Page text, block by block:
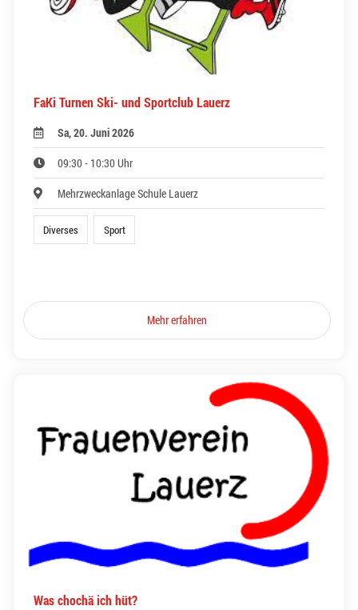
FaKi Turnen Ski- und Sportclub Lauerz
Sa, 20. Juni 2026
09:30 - 10:30 Uhr
Mehrzweckanlage Schule Lauerz
Diverses Sport
Mehr erfahren
Was chochä ich hüt?